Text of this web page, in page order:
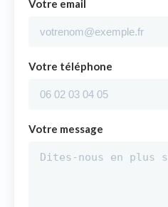
Votre email
Votre téléphone
Votre message